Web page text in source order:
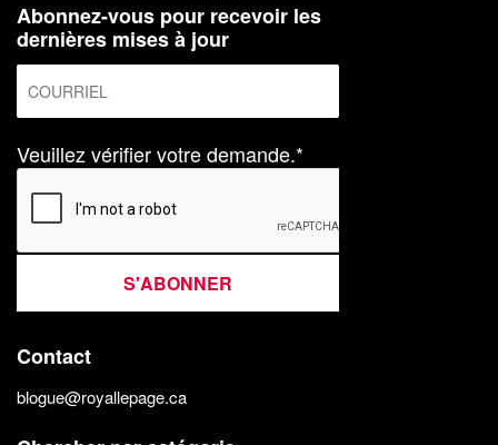
Abonnez-vous pour recevoir les
dernières mises à jour
Veuillez vérifier votre demande.*
S'ABONNER
Contact
blogue@royallepage.ca